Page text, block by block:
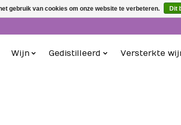
Wijn Gedistilleerd Versterkte
gebruik van cookies om onze website te verbeteren. Dit